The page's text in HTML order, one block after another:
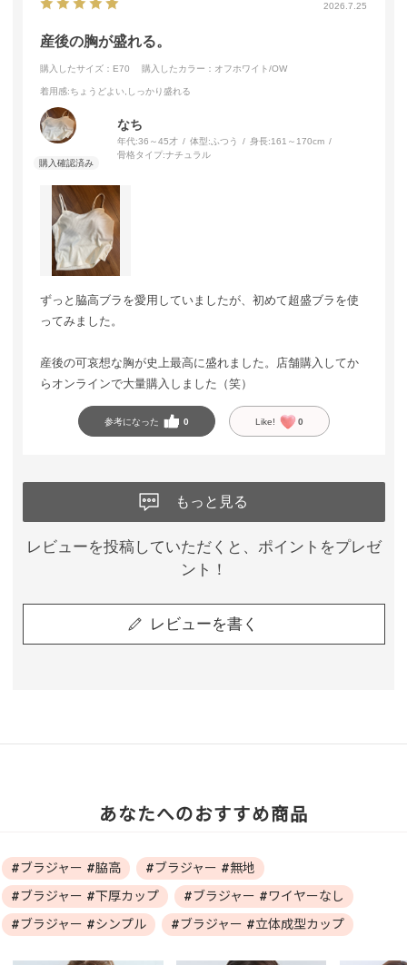
2026.7.25
産後の胸が盛れる。
購入したサイズ：E70 購入したカラー：オフホワイト/OW
着用感:ちょうどよい,しっかり盛れる
なち
年代:36～45才 体型: ふつう 身長:161～170cm
骨格タイプ:ナチュラル
ずっと脇高ブラを愛用していましたが、初めて超盛ブラを使
ってみました。
産後の可哀想な胸が史上最高に盛れました。店舗購入してか
らオンラインで大量購入しました（笑）
参考になった 0 Like! 0
もっと見る
レビューを投稿していただくと、ポイントをプレゼ
ント！
レビューを書く
あなたへのおすすめ商品
#ブラジャー #脇高
#ブラジャー #無地
#ブラジャー #下厚カップ
#ブラジャー #ワイヤーなし
#ブラジャー #シンプル
#ブラジャー #立体成型カップ